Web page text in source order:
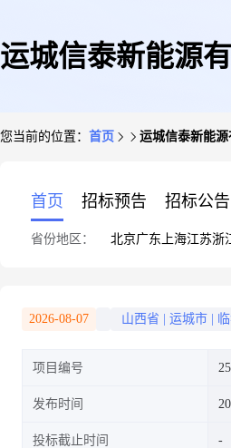
运城信泰新能源
设项
您当前的位置： 首页 运城信泰新能
首页 招标预告 招标公告
省份地区： 北京广东 上海江苏浙
2026-08-07 山西省 运城市
项目编号
发布时间
投标截止时间